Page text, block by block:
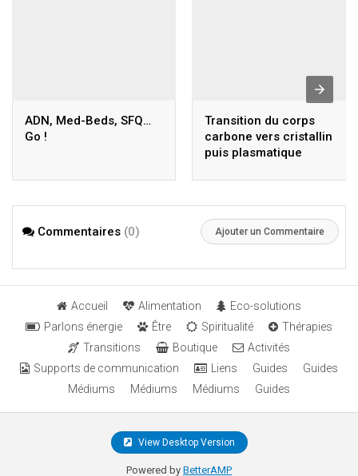
ADN, Med-Beds, SFQ…
Go !
Transition du corps
carbone vers cristallin
puis plasmatique
Commentaires (0) Ajouter un Commentaire
Accueil Alimentation
Eco-solutions
Parlons énergie
Être Spiritualité
Thérapies
Transitions
Boutique
Activités
Supports de communication
Liens Guides
Guides
Médiums
Médiums Médiums Guides
View Desktop Version
Powered by BetterAMP